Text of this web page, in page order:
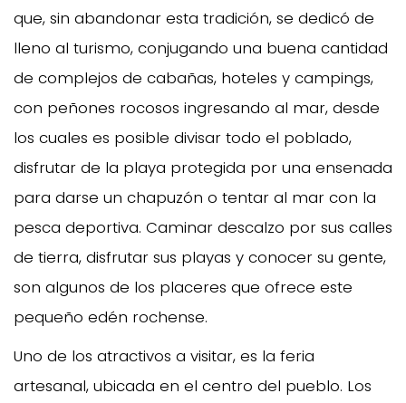
que, sin abandonar esta tradición, se dedicó de
lleno al turismo, conjugando una buena cantidad
de complejos de cabañas, hoteles y campings,
con peñones rocosos ingresando al mar, desde
los cuales es posible divisar todo el poblado,
disfrutar de la playa protegida por una ensenada
para darse un chapuzón o tentar al mar con la
pesca deportiva. Caminar descalzo por sus calles
de tierra, disfrutar sus playas y conocer su gente,
son algunos de los placeres que ofrece este
pequeño edén rochense.
Uno de los atractivos a visitar, es la feria
artesanal, ubicada en el centro del pueblo. Los